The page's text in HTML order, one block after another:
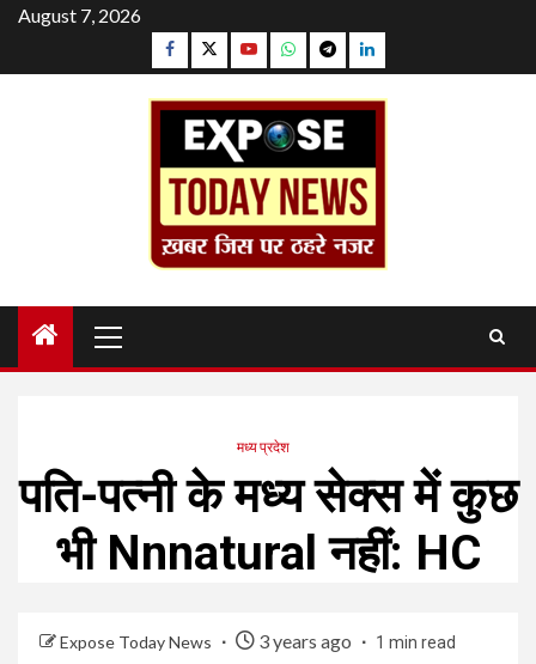
Skip
content
August 7, 2026
Facebook
TwitterYouTubeWhatsapp
TelegramLinkedin
Menu
मध्य प्रदेश
पति-पत्नी के मध्य सेक्स में कुछ
भी Nnnatural नहीं: HC
Expose Today News 3 years ago 1 min read